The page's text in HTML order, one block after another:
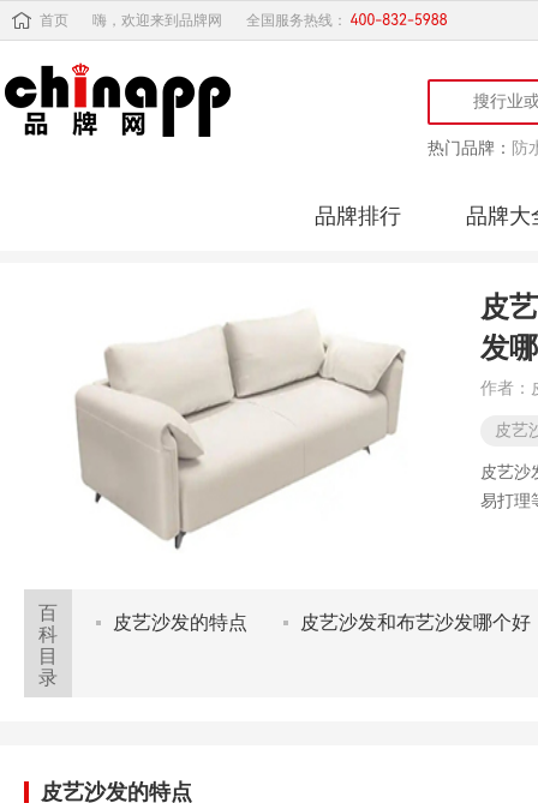
首页 嗨，欢迎来到品牌网 全国服务热线：
热门品牌： 防
品牌排行 品牌大
皮
发
作者：
皮艺
皮艺沙
易打理
百
科
目
录
皮艺沙发的特点 皮艺沙发和布艺沙发哪个好
皮艺沙发的特点